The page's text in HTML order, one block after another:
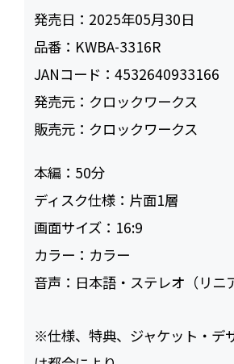
発売日： 2025年05月30日
品番： KWBA-3316R
JANコード：4532640933166
発売元： クロックワークス
販売元： クロックワークス
本編： 50
ディスク仕様： 片面1層
画面サイズ： 16:9
カラー： カラー
音声： 日本語・ステレオ（リニ
※仕様、特典、ジャケット・デ